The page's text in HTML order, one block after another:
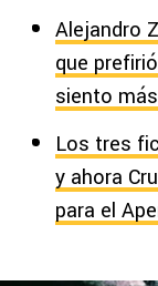
Alejandro
que
siento
Los tres
y ahora
para el